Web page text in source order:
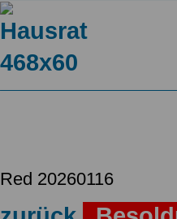
Red 20260116